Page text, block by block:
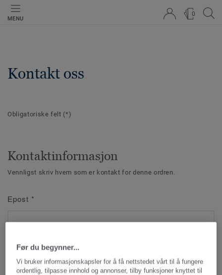
MENU
0
Kontakt oss
Obligatoriske felt (*)
Kontaktinformasjon
Vennligst skriv hvem som er kontakt for denne ordren.
Epost *
Navn*
Før du begynner...
Vi bruker informasjonskapsler for å få nettstedet vårt til å fungere
ordentlig, tilpasse innhold og annonser, tilby funksjoner knyttet til